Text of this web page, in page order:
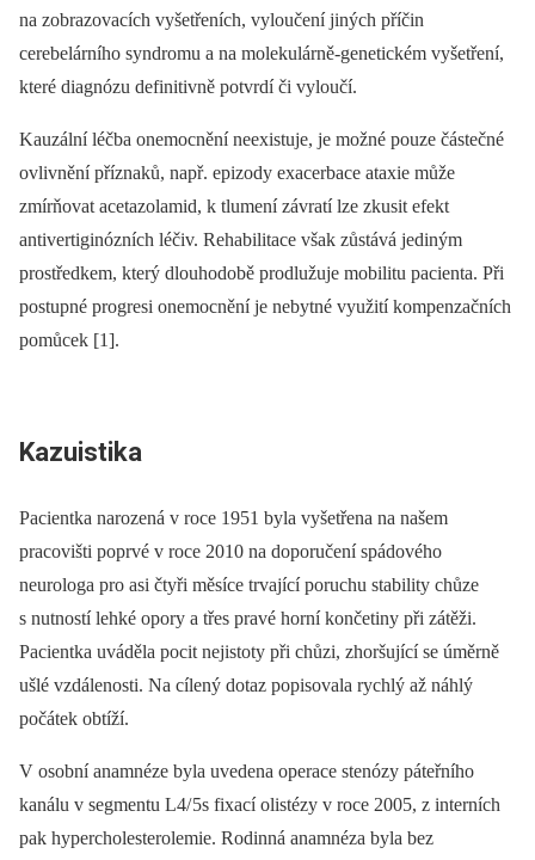
na zobrazovacích vyšetřeních, vyloučení jiných příčin
cerebelárního syndromu a na molekulárně‑genetickém vyšetření,
které dia­gnózu definitivně potvrdí či vyloučí.
Kauzální léčba onemocnění neexistuje, je možné pouze částečné
ovlivnění příznaků, např. epizody exacerbace ataxie může
zmírňovat acetazolamid, k tlumení závratí lze zkusit efekt
antivertiginózních léčiv. Rehabilitace však zůstává jediným
prostředkem, který dlouhodobě prodlužuje mobilitu pacienta. Při
postupné progresi onemocnění je nebytné využití kompenzačních
pomůcek [1].
Kazuistika
Pacientka narozená v roce 1951 byla vyšetřena na našem
pracovišti poprvé v roce 2010 na doporučení spádového
neurologa pro asi čtyři měsíce trvající poruchu stability chůze
s nutností lehké opory a třes pravé horní končetiny při zátěži.
Pacientka uváděla pocit nejistoty při chůzi, zhoršující se úměrně
ušlé vzdálenosti. Na cílený dotaz popisovala rychlý až náhlý
počátek obtíží.
V osobní anamnéze byla uvedena operace stenózy páteřního
kanálu v segmentu L4/ 5s fixací olistézy v roce 2005, z interních
pak hypercholesterolemie. Rodinná anam­néza byla bez